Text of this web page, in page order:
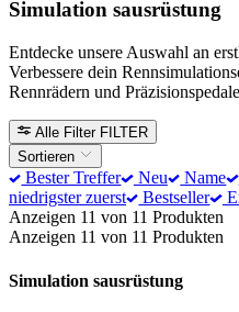
Simulation sausrüstung
Entdecke unsere Auswahl an
Verbessere dein
Rennrädern und
Alle Filter FILTER
Sortieren
Bester Treffer Neu Name
niedrigster zuerst
Bestseller
Anzeigen 11 von 11 Produkten
Anzeigen 11 von 11 Produkten
Simulation sausrüstung